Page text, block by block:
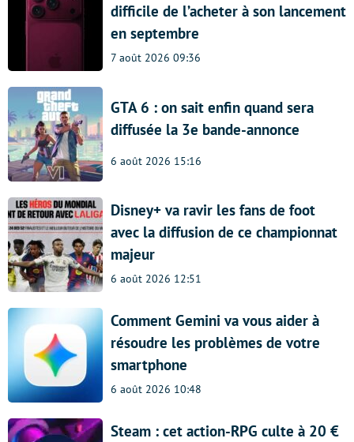
difficile de l’acheter à son lancement
en septembre
7 août 2026 09:36
GTA 6 : on sait enfin quand sera
diffusée la 3e bande-annonce
6 août 2026 15:16
Disney+ va ravir les fans de foot
avec la diffusion de ce championnat
majeur
6 août 2026 12:51
Comment Gemini va vous aider à
résoudre les problèmes de votre
smartphone
6 août 2026 10:48
Steam : cet action-RPG culte à 20 €